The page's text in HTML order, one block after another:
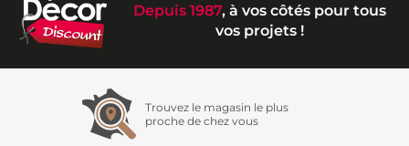
Depuis 1987, à vos côtés pour tous
vos projets !
Trouvez le magasin le plus
proche de chez vous